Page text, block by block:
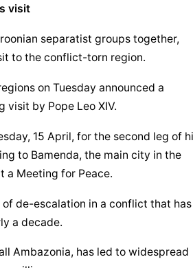
visit
separatist groups together,
to the conflict-torn region.
on Tuesday announced a
visit by Pope Leo XIV.
15 April, for the second leg of
to Bamenda, the main city in the
a Meeting for Peace.
de-escalation in a conflict that has
a decade.
Ambazonia, has led to widespread